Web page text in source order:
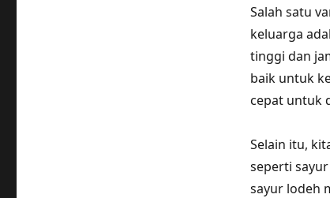
Salah satu
keluarga
tinggi dan
baik untuk
cepat untuk
Selain itu,
seperti
sayur lodeh